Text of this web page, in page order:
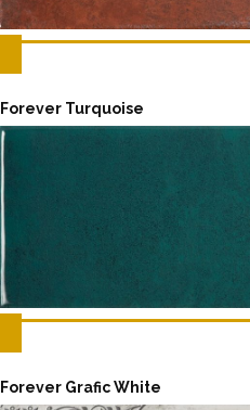
Forever Turquoise
Forever Grafic White